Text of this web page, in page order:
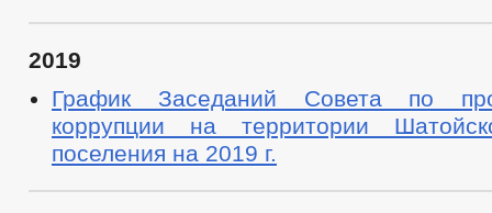
2019
График Заседаний Совета по
коррупции на территории
поселения на 2019 г.